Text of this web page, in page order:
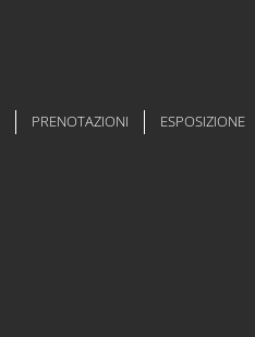
PRENOTAZIONI ESPOSIZIONE